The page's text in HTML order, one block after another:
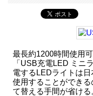
最長約1200時間使用
「USB充電LED ミニ
電するLEDライトは
使用することができ
て替える手間が省け